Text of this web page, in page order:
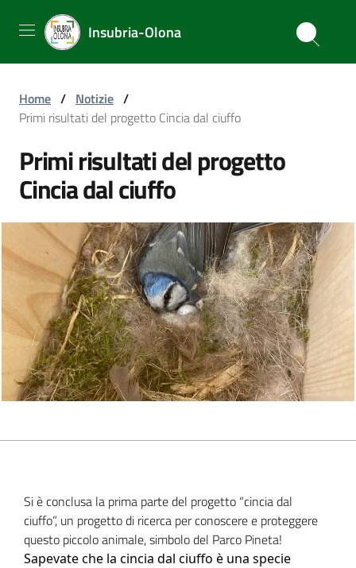
Insubria-Olona
Home / Notizie /
Primi risultati del progetto Cincia dal ciuffo
Primi risultati del progetto
Cincia dal ciuffo
Si è conclusa la prima parte del progetto “cincia dal
ciuffo”, un progetto di ricerca per conoscere e proteggere
questo piccolo animale, simbolo del Parco Pineta!
Sapevate che la cincia dal ciuffo è una specie